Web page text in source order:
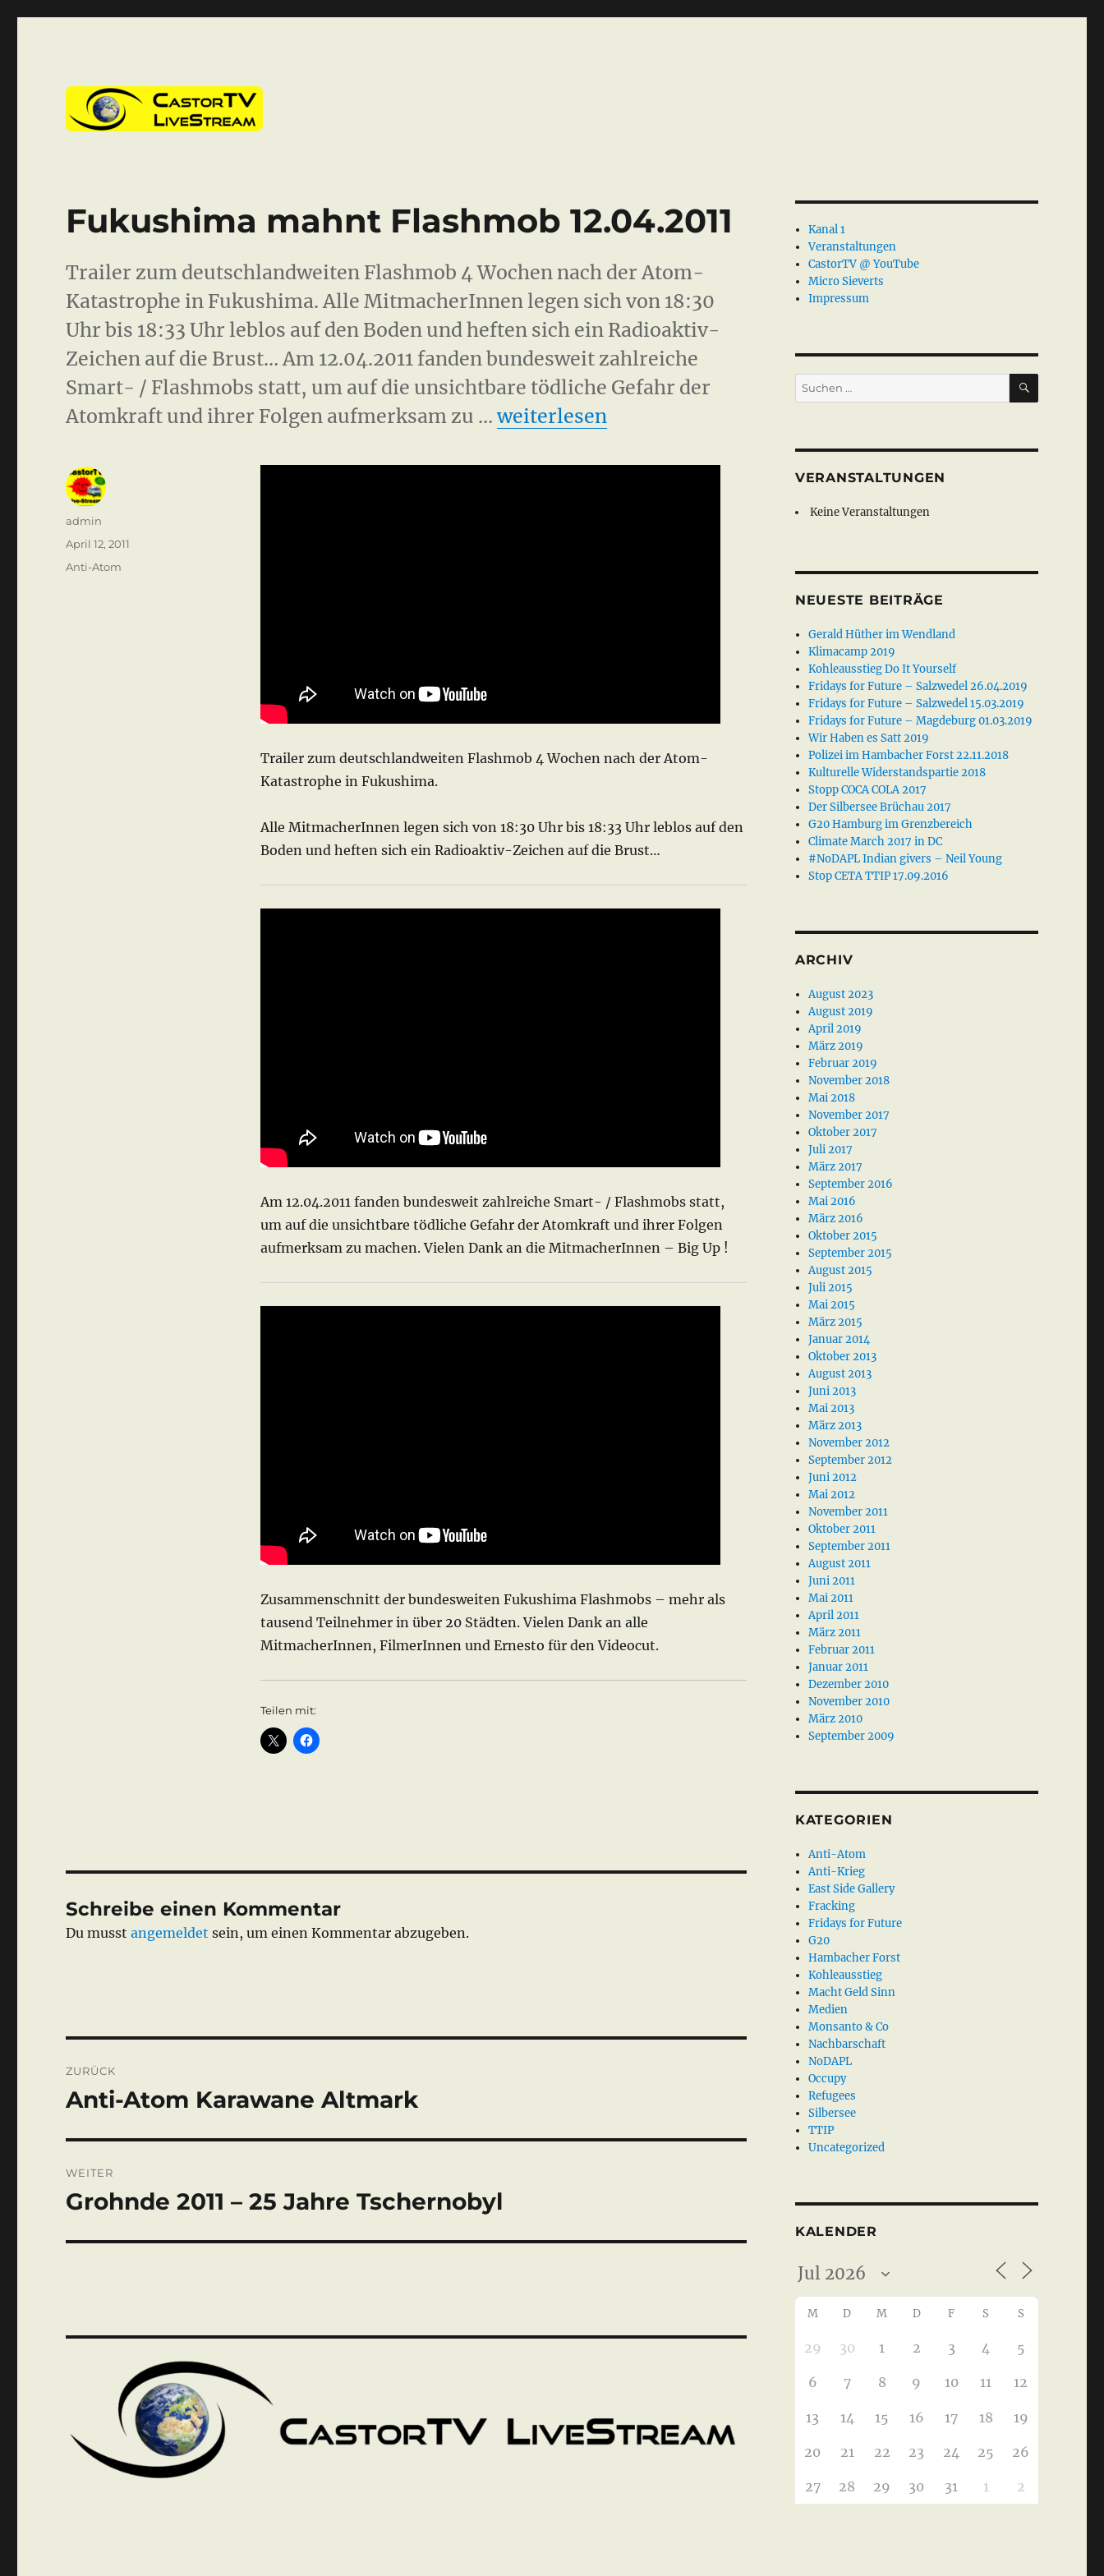
Fukushima mahnt Flashmob 12.04.2011
Trailer zum deutschlandweiten Flashmob 4 Wochen nach der Atom-
Katastrophe in Fukushima. Alle MitmacherInnen legen sich von 18:30
Uhr bis 18:33 Uhr leblos auf den Boden und heften sich ein Radioaktiv-
Zeichen auf die Brust… Am 12.04.2011 fanden bundesweit zahlreiche
Smart- / Flashmobs statt, um auf die unsichtbare tödliche Gefahr der
Atomkraft und ihrer Folgen aufmerksam zu …„Fukushima mahnt Flashmob 12.04.2011“
weiterlesen
Trailer zum deutschlandweiten Flashmob 4 Wochen nach der Atom-
Katastrophe in Fukushima.
Alle MitmacherInnen legen sich von 18:30 Uhr bis 18:33 Uhr leblos auf den
Boden und heften sich ein Radioaktiv-Zeichen auf die Brust…
Am 12.04.2011 fanden bundesweit zahlreiche Smart- / Flashmobs statt,
um auf die unsichtbare tödliche Gefahr der Atomkraft und ihrer Folgen
aufmerksam zu machen. Vielen Dank an die MitmacherInnen – Big Up !
Zusammenschnitt der bundesweiten Fukushima Flashmobs – mehr als
tausend Teilnehmer in über 20 Städten. Vielen Dank an alle
MitmacherInnen, FilmerInnen und Ernesto für den Videocut.
Teilen mit:
Autor
admin
Veröffentlicht
April 12, 2011
Kategorien
Anti-Atom
Schreibe einen Kommentar
Du musstangemeldet sein, um einen Kommentar abzugeben.
ZURÜCK
Vorheriger
Anti-Atom Karawane Altmark
WEITER
Nächster
Grohnde 2011 – 25 Jahre Tschernobyl
Kanal 1
Veranstaltungen
CastorTV @ YouTube
Micro Sieverts
Impressum
Suche
nach:
SUCHEN
VERANSTALTUNGEN
Keine Veranstaltungen
NEUESTE BEITRÄGE
Gerald Hüther im Wendland
Klimacamp 2019
Kohleausstieg Do It Yourself
Fridays for Future – Salzwedel 26.04.2019
Fridays for Future – Salzwedel 15.03.2019
Fridays for Future – Magdeburg 01.03.2019
Wir Haben es Satt 2019
Polizei im Hambacher Forst 22.11.2018
Kulturelle Widerstandspartie 2018
Stopp COCA COLA 2017
Der Silbersee Brüchau 2017
G20 Hamburg im Grenzbereich
Climate March 2017 in DC
#NoDAPL Indian givers – Neil Young
Stop CETA TTIP 17.09.2016
ARCHIV
August 2023
August 2019
April 2019
März 2019
Februar 2019
November 2018
Mai 2018
November 2017
Oktober 2017
Juli 2017
März 2017
September 2016
Mai 2016
März 2016
Oktober 2015
September 2015
August 2015
Juli 2015
Mai 2015
März 2015
Januar 2014
Oktober 2013
August 2013
Juni 2013
Mai 2013
März 2013
November 2012
September 2012
Juni 2012
Mai 2012
November 2011
Oktober 2011
September 2011
August 2011
Juni 2011
Mai 2011
April 2011
März 2011
Februar 2011
Januar 2011
Dezember 2010
November 2010
März 2010
September 2009
KATEGORIEN
Anti-Atom
Anti-Krieg
East Side Gallery
Fracking
Fridays for Future
G20
Hambacher Forst
Kohleausstieg
Macht Geld Sinn
Medien
Monsanto & Co
Nachbarschaft
NoDAPL
Occupy
Refugees
Silbersee
TTIP
Uncategorized
KALENDER
M D M D F S S
29 30 1 2 3 4 5
6 7 8 9 10 11 12
13 14 15 16 17 18 19
20 21 22 23 24 25 26
27 28 29 30 31 1 2